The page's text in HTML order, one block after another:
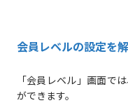
会員レベルの設定を
「会員レベル」画面で
ができます。